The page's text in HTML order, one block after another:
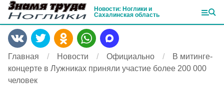
Новости: Ноглики и
Сахалинская область
Главная Новости Официально
В митинге-
концерте в Лужниках приняли участие более 200 000
человек